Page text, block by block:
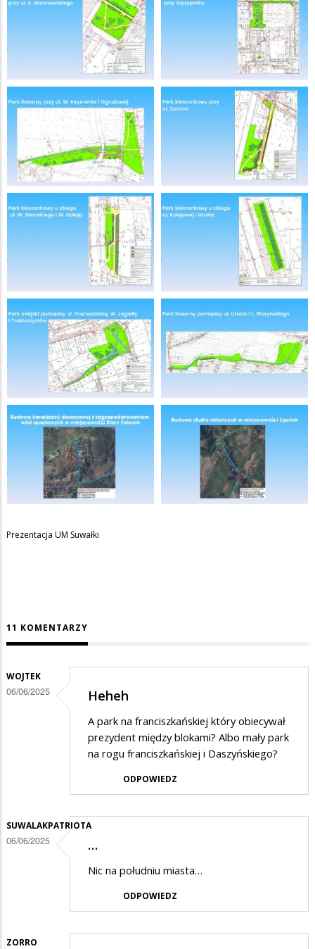
Prezentacja UM Suwałki
11 KOMENTARZY
WOJTEK
06/06/2025 Heheh
A park na franciszkańskiej który obiecywał
prezydent między blokami? Albo mały park
na rogu franciszkańskiej i Daszyńskiego?
ODPOWIEDZ
SUWALAKPATRIOTA
06/06/2025 …
Nic na południu miasta…
ODPOWIEDZ
ZORRO